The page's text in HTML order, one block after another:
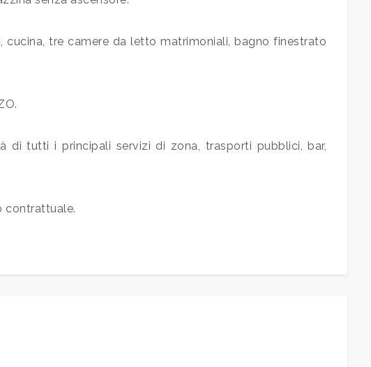
tre camere da letto matrimoniali, bagno finestrato
di tutti i principali servizi di zona, trasporti pubblici, bar,
contrattuale.